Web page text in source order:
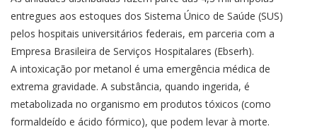
entregues aos estoques dos Sistema Único de Saúde (SUS)
pelos hospitais universitários federais, em parceria com a
Empresa Brasileira de Serviços Hospitalares (Ebserh).
A intoxicação por metanol é uma emergência médica de
extrema gravidade. A substância, quando ingerida, é
metabolizada no organismo em produtos tóxicos (como
formaldeído e ácido fórmico), que podem levar à morte.